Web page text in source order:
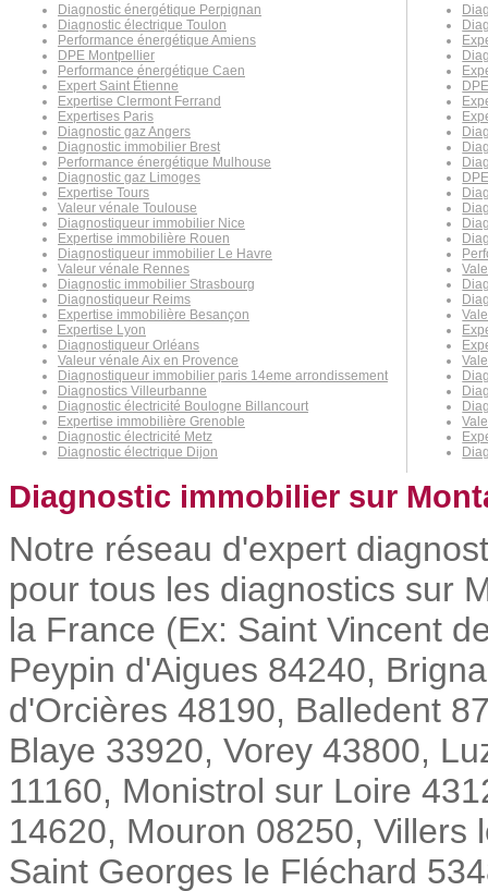
Diagnostic énergétique Perpignan
Diagnostic électrique Toulon
Performance énergétique Amiens
DPE Montpellier
Performance énergétique Caen
Expert Saint Étienne
Expertise Clermont Ferrand
Expertises Paris
Diagnostic gaz Angers
Diagnostic immobilier Brest
Performance énergétique Mulhouse
Diagnostic gaz Limoges
Expertise Tours
Valeur vénale Toulouse
Diagnostiqueur immobilier Nice
Expertise immobilière Rouen
Diagnostiqueur immobilier Le Havre
Valeur vénale Rennes
Diagnostic immobilier Strasbourg
Diagnostiqueur Reims
Expertise immobilière Besançon
Expertise Lyon
Diagnostiqueur Orléans
Valeur vénale Aix en Provence
Diagnostiqueur immobilier paris 14eme arrondissement
Diagnostics Villeurbanne
Diagnostic électricité Boulogne Billancourt
Expertise immobilière Grenoble
Diagnostic électricité Metz
Diagnostic électrique Dijon
Diagnostic immobilier sur
Notre réseau d'expert
pour tous les diagnostics sur
la France (Ex: Saint Vincent
Peypin d'Aigues 84240,
d'Orcières 48190, Balledent
Blaye 33920, Vorey 43800,
11160, Monistrol sur Loire
14620, Mouron 08250, Villers
Saint Georges le Fléchard